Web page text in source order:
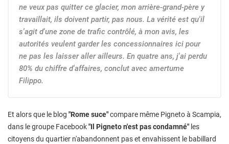
ne veux pas quitter ce glacier, mon arrière-grand-père y
travaillait, ils doivent partir, pas nous. La vérité est qu'il
s'agit d'une zone de trafic contrôlé, à mon avis, les
autorités veulent garder les concessionnaires ici pour
ne pas les laisser aller ailleurs. En quatre ans, j'ai perdu
80% du chiffre d'affaires, conclut avec amertume
Filippo.
Et alors que le blog "Rome suce"compare même Pigneto à Scampia,
dans le groupe Facebook"Il Pigneto n'est pas condamné" les
citoyens du quartier n'abandonnent pas et envahissent le babillard